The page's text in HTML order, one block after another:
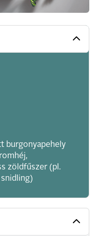
burgonyapehely
zöldfűszer (pl.